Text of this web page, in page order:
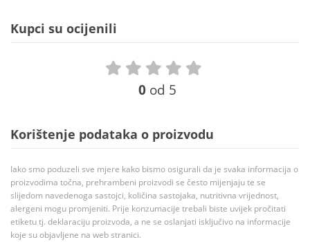
Kupci su ocijenili
0 od 5
Korištenje podataka o proizvodu
Iako smo poduzeli sve mjere kako bismo osigurali da je svaka informacija o
proizvodima točna, prehrambeni proizvodi se često mijenjaju te se
slijedom navedenoga sastojci, količina sastojaka, nutritivna vrijednost,
alergeni mogu promjeniti. Prije konzumacije trebali biste uvijek pročitati
etiketu tj. deklaraciju proizvoda, a ne se oslanjati isključivo na informacije
koje su objavljene na web stranici.